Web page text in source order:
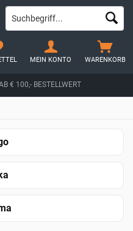
€ 100,- BESTELLWERT
WARENKORB
MEIN KONTO